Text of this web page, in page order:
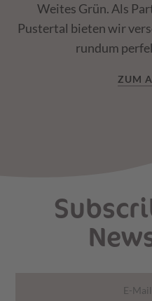
Weites Grün. Als
Pustertal bieten wir
rundum
ZUM